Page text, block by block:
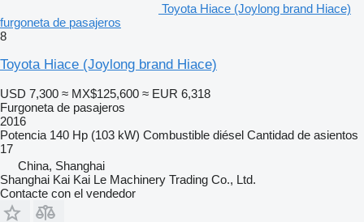
Toyota Hiace (Joylong brand Hiace)
furgoneta de pasajeros
8
Toyota Hiace (Joylong brand Hiace)
USD 7,300 ≈ MX$125,600 ≈ EUR 6,318
Furgoneta de pasajeros
2016
Potencia 140 Hp (103 kW) Combustible diésel Cantidad de asientos
17
China, Shanghai
Shanghai Kai Kai Le Machinery Trading Co., Ltd.
Contacte con el vendedor